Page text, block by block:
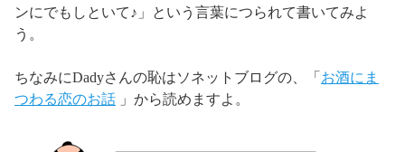
ンにでもしといて♪」という言葉につられて書いてみよ
う。
ちなみにDadyさんの恥はソネットブログの、「 お酒にま
つわる恋のお話 」から読めますよ。